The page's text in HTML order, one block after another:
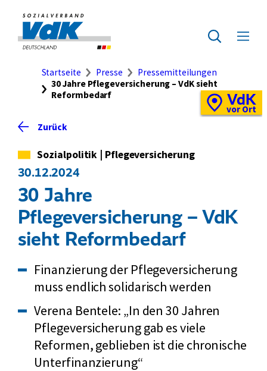
Seiteninhalt
springen
Zur
Startseite
des
Zur
Suche
Menü
Schnellzugriff
Ort-
Standortkarte
VdK
vor Ort
Brotkrumennavigation
Startseite Presse
Pressemitteilungen
30 Jahre Pflegeversicherung – VdK sieht
Reformbedarf
Zurück
Kategorie
Sozialpolitik Pflegeversicherung
30.12.2024
30 Jahre
Pflegeversicherung – VdK
sieht Reformbedarf
Finanzierung der Pflegeversicherung
muss endlich solidarisch werden
Verena Bentele: „In den 30 Jahren
Pflegeversicherung gab es viele
Reformen, geblieben ist die chronische
Unterfinanzierung“